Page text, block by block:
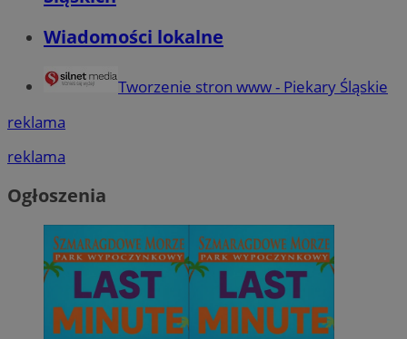
Wiadomości lokalne
Tworzenie stron www - Piekary Śląskie
reklama
reklama
Ogłoszenia